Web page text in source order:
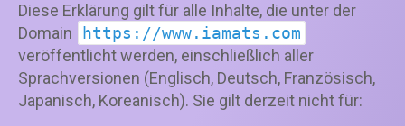
Diese Erklärung gilt für alle Inhalte, die unter der
Domain
https://www.iamats.com
veröffentlicht werden, einschließlich aller
Sprachversionen (Englisch, Deutsch, Französisch,
Japanisch, Koreanisch). Sie gilt derzeit nicht für: